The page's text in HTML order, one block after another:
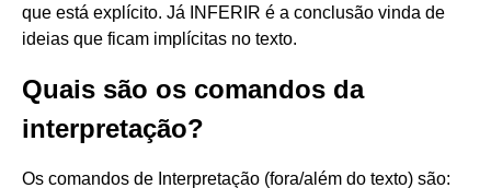
que está explícito. Já INFERIR é a conclusão vinda de
ideias que ficam implícitas no texto.
Quais são os comandos da
interpretação?
Os comandos de Interpretação (fora/além do texto) são: